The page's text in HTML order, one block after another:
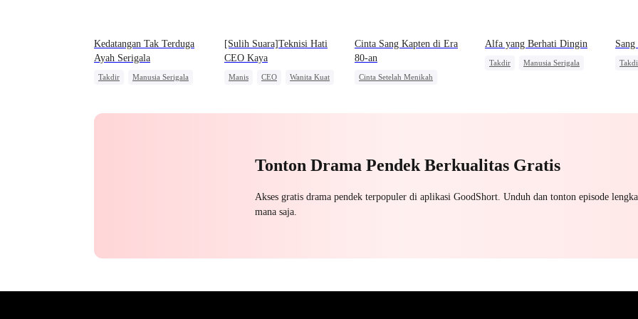
Kedatangan Tak Terduga
Ayah Serigala
Takdir
Manusia Serigala
[Sulih Suara]Teknisi Hati
CEO Kaya
Manis CEO
Wanita Kuat
Cinta Sang Kapten di Era
80-an
Cinta Setelah Menikah
Alfa yang Berhati Dingin
Takdir
Manusia Serigala
Tonton Drama Pendek Berkualitas Gratis
Akses gratis drama pendek terpopuler di aplikasi GoodShort. Unduh dan tonton episode
mana saja.